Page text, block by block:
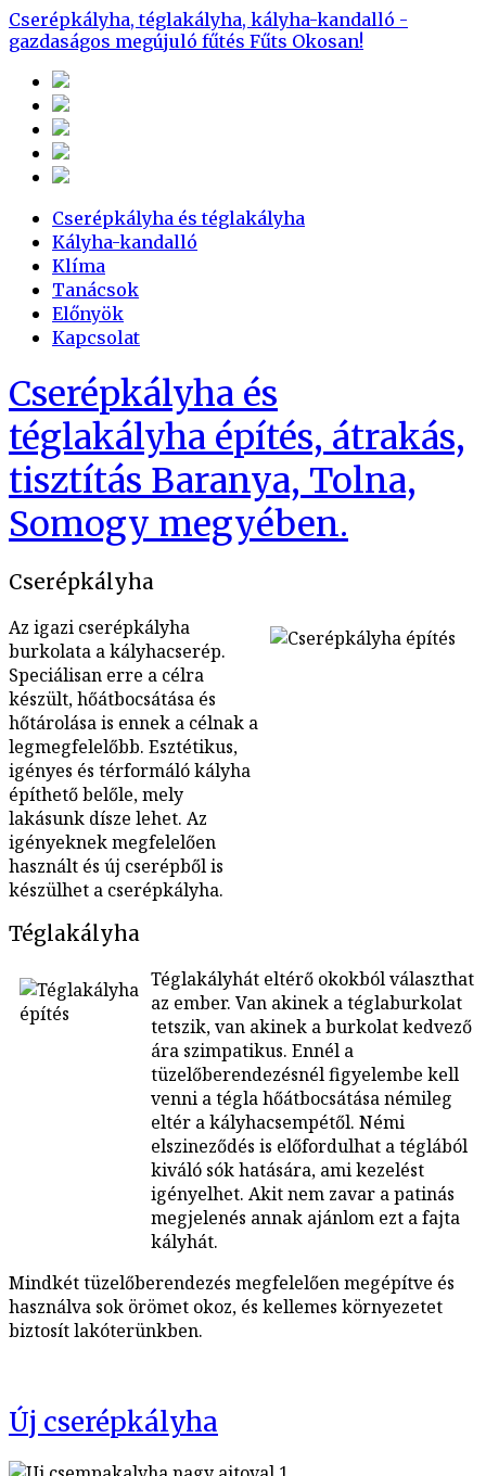
Cserépkályha, téglakályha, kályha-kandalló -
gazdaságos megújuló fűtés Fűts Okosan!
Cserépkályha és téglakályha
Kályha-kandalló
Klíma
Tanácsok
Előnyök
Kapcsolat
Cserépkályha és
téglakályha építés, átrakás,
tisztítás Baranya, Tolna,
Somogy megyében.
Cserépkályha
Az igazi cserépkályha
burkolata a kályhacserép.
Speciálisan erre a célra
készült, hőátbocsátása és
hőtárolása is ennek a célnak a
legmegfelelőbb. Esztétikus,
igényes és térformáló kályha
építhető belőle, mely
lakásunk dísze lehet. Az
igényeknek megfelelően
használt és új cserépből is
készülhet a cserépkályha.
Téglakályha
Téglakályhát eltérő okokból választhat
az ember. Van akinek a téglaburkolat
tetszik, van akinek a burkolat kedvező
ára szimpatikus. Ennél a
tüzelőberendezésnél figyelembe kell
venni a tégla hőátbocsátása némileg
eltér a kályhacsempétől. Némi
elszineződés is előfordulhat a téglából
kiváló sók hatására, ami kezelést
igényelhet. Akit nem zavar a patinás
megjelenés annak ajánlom ezt a fajta
kályhát.
Mindkét tüzelőberendezés megfelelően megépítve és
használva sok örömet okoz, és kellemes környezetet
biztosít lakóterünkben.
Új cserépkályha